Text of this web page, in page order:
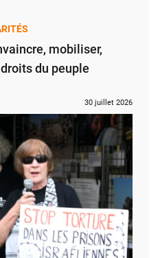
mobiliser,
du peuple
30 juillet 2026